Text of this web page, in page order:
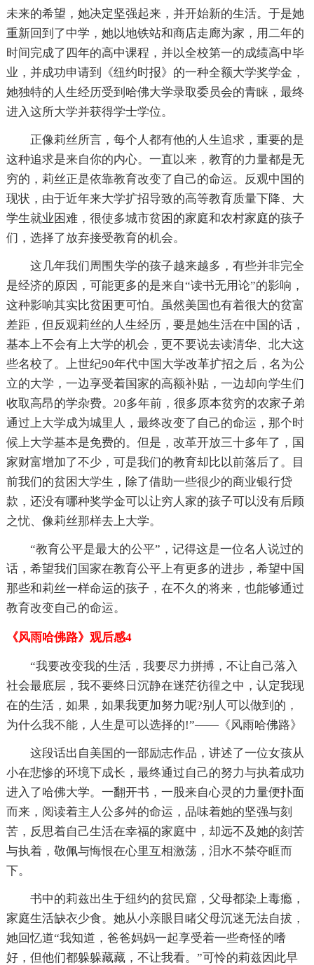
未来的希望，她决定坚强起来，并开始新的生活。于是她
重新回到了中学，她以地铁站和商店走廊为家，用二年的
时间完成了四年的高中课程，并以全校第一的成绩高中毕
业，并成功申请到《纽约时报》的一种全额大学奖学金，
她独特的人生经历受到哈佛大学录取委员会的青睐，最终
进入这所大学并获得学士学位。
正像莉丝所言，每个人都有他的人生追求，重要的是
这种追求是来自你的内心。一直以来，教育的力量都是无
穷的，莉丝正是依靠教育改变了自己的命运。反观中国的
现状，由于近年来大学扩招导致的高等教育质量下降、大
学生就业困难，很使多城市贫困的家庭和农村家庭的孩子
们，选择了放弃接受教育的机会。
这几年我们周围失学的孩子越来越多，有些并非完全
是经济的原因，可能更多的是来自“读书无用论”的影响，
这种影响其实比贫困更可怕。虽然美国也有着很大的贫富
差距，但反观莉丝的人生经历，要是她生活在中国的话，
基本上不会有上大学的机会，更不要说去读清华、北大这
些名校了。上世纪90年代中国大学改革扩招之后，名为公
立的大学，一边享受着国家的高额补贴，一边却向学生们
收取高昂的学杂费。20多年前，很多原本贫穷的农家子弟
通过上大学成为城里人，最终改变了自己的命运，那个时
候上大学基本是免费的。但是，改革开放三十多年了，国
家财富增加了不少，可是我们的教育却比以前落后了。目
前我们的贫困大学生，除了借助一些很少的商业银行贷
款，还没有哪种奖学金可以让穷人家的孩子可以没有后顾
之忧、像莉丝那样去上大学。
“教育公平是最大的公平”，记得这是一位名人说过的
话，希望我们国家在教育公平上有更多的进步，希望中国
那些和莉丝一样命运的孩子，在不久的将来，也能够通过
教育改变自己的命运。
《风雨哈佛路》观后感4
“我要改变我的生活，我要尽力拼搏，不让自己落入
社会最底层，我不要终日沉静在迷茫彷徨之中，认定我现
在的生活，如果，如果我更加努力呢?别人可以做到的，
为什么我不能，人生是可以选择的!”——《风雨哈佛路》
这段话出自美国的一部励志作品，讲述了一位女孩从
小在悲惨的环境下成长，最终通过自己的努力与执着成功
进入了哈佛大学。一翻开书，一股来自心灵的力量便扑面
而来，阅读着主人公多舛的命运，品味着她的坚强与刻
苦，反思着自己生活在幸福的家庭中，却远不及她的刻苦
与执着，敬佩与悔恨在心里互相激荡，泪水不禁夺眶而
下。
书中的莉兹出生于纽约的贫民窟，父母都染上毒瘾，
家庭生活缺衣少食。她从小亲眼目睹父母沉迷无法自拔，
她回忆道“我知道，爸爸妈妈一起享受着一些奇怪的嗜
好，但他们都躲躲藏藏，不让我看。”可怜的莉兹因此早